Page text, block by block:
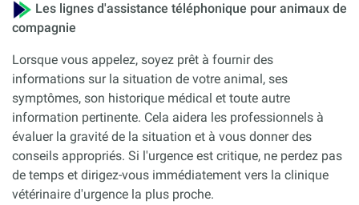
Les lignes d'assistance téléphonique pour animaux de
compagnie
Lorsque vous appelez, soyez prêt à fournir des
informations sur la situation de votre animal, ses
symptômes, son historique médical et toute autre
information pertinente. Cela aidera les professionnels à
évaluer la gravité de la situation et à vous donner des
conseils appropriés. Si l'urgence est critique, ne perdez pas
de temps et dirigez-vous immédiatement vers la clinique
vétérinaire d'urgence la plus proche.